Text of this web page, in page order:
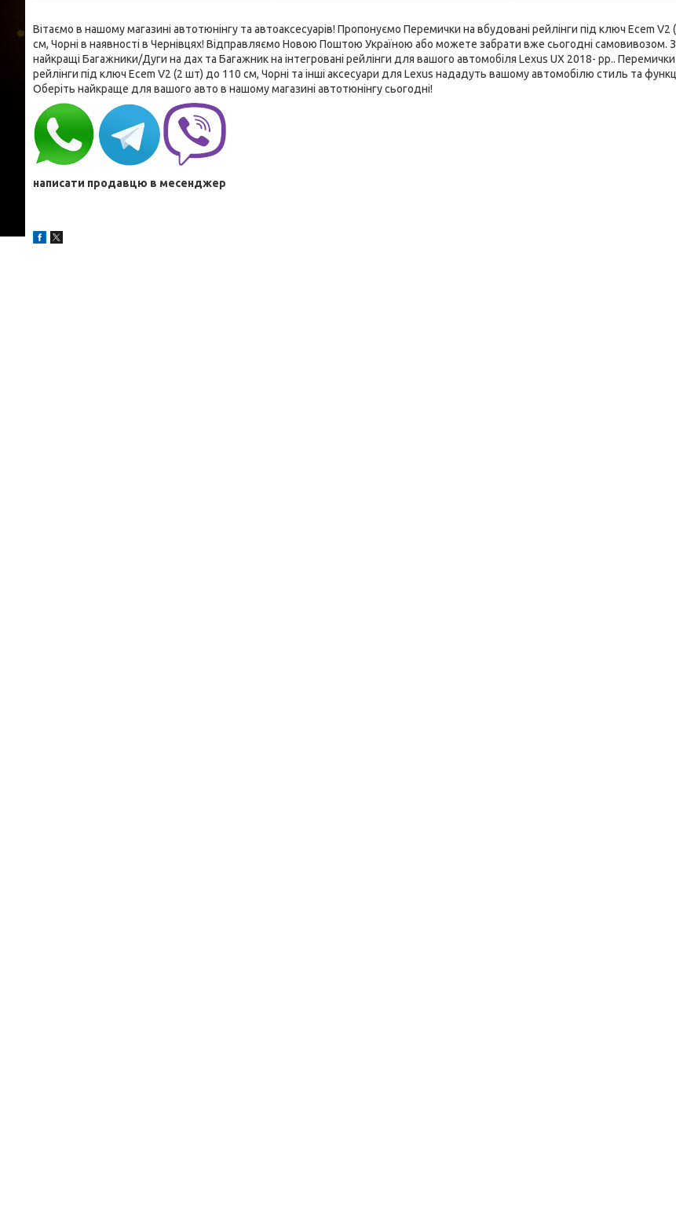
Вітаємо в нашому магазині автотюнінгу та автоаксесуарів! Пропонуємо Перемички на вбудовані рейлінги під ключ Ecem
см, Чорні в наявності в Чернівцях! Відправляємо Новою Поштою Україною або можете забрати вже сьогодні самовивозом.
найкращі Багажники/Дуги на дах та Багажник на інтегровані рейлінги для вашого автомобіля Lexus UX 2018- рр..
рейлінги під ключ Ecem V2 (2 шт) до 110 см, Чорні та інші аксесуари для Lexus нададуть вашому автомобілю стиль та
Оберіть найкраще для вашого авто в нашому магазині автотюнінгу сьогодні!
написати продавцю в месенджер